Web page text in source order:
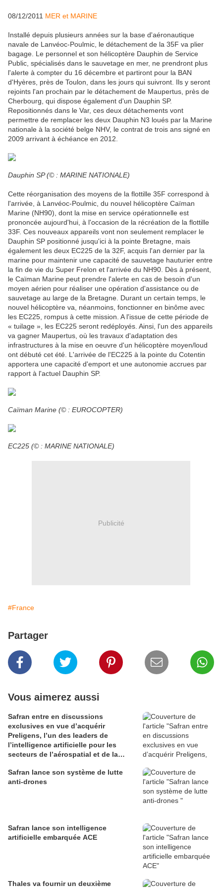
08/12/2011 MER et MARINE
Installé depuis plusieurs années sur la base d'aéronautique
navale de Lanvéoc-Poulmic, le détachement de la 35F va plier
bagage. Le personnel et son hélicoptère Dauphin de Service
Public, spécialisés dans le sauvetage en mer, ne prendront plus
l'alerte à compter du 16 décembre et partiront pour la BAN
d'Hyères, près de Toulon, dans les jours qui suivront. Ils y seront
rejoints l'an prochain par le détachement de Maupertus, près de
Cherbourg, qui dispose également d'un Dauphin SP.
Repositionnés dans le Var, ces deux détachements vont
permettre de remplacer les deux Dauphin N3 loués par la Marine
nationale à la société belge NHV, le contrat de trois ans signé en
2009 arrivant à échéance en 2012.
Dauphin SP (© : MARINE NATIONALE)
Cette réorganisation des moyens de la flottille 35F correspond à
l'arrivée, à Lanvéoc-Poulmic, du nouvel hélicoptère Caïman
Marine (NH90), dont la mise en service opérationnelle est
prononcée aujourd'hui, à l'occasion de la récréation de la flottille
33F. Ces nouveaux appareils vont non seulement remplacer le
Dauphin SP positionné jusqu'ici à la pointe Bretagne, mais
également les deux EC225 de la 32F, acquis l'an dernier par la
marine pour maintenir une capacité de sauvetage hauturier entre
la fin de vie du Super Frelon et l'arrivée du NH90. Dès à présent,
le Caïman Marine peut prendre l'alerte en cas de besoin d'un
moyen aérien pour réaliser une opération d'assistance ou de
sauvetage au large de la Bretagne. Durant un certain temps, le
nouvel hélicoptère va, néanmoins, fonctionner en binôme avec
les EC225, rompus à cette mission. A l'issue de cette période de
« tuilage », les EC225 seront redéployés. Ainsi, l'un des appareils
va gagner Maupertus, où les travaux d'adaptation des
infrastructures à la mise en oeuvre d'un hélicoptère moyen/loud
ont débuté cet été. L'arrivée de l'EC225 à la pointe du Cotentin
apportera une capacité d'emport et une autonomie accrues par
rapport à l'actuel Dauphin SP.
Caïman Marine (© : EUROCOPTER)
EC225 (© : MARINE NATIONALE)
Publicité
#France
Partager
Vous aimerez aussi
Safran entre en discussions
exclusives en vue d’acquérir
Preligens, l’un des leaders de
l’intelligence artificielle pour les
secteurs de l’aérospatial et de la
Safran lance son système de lutte
anti-drones
Safran lance son intelligence
artificielle embarquée ACE
Thales va fournir un deuxième